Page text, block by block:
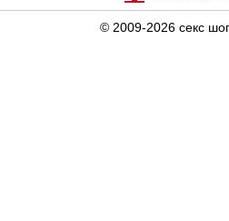
© 2009-2026 секс